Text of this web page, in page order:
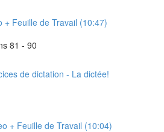
+ Feuille de Travail (10:47)
81 - 90
de dictation - La dictée!
+ Feuille de Travail (10:04)